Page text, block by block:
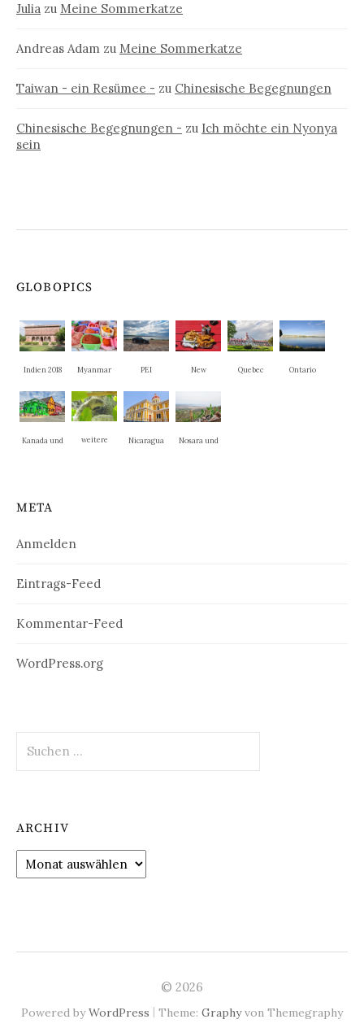
Julia zu Meine Sommerkatze
Andreas Adam zu Meine Sommerkatze
Taiwan - ein Resümee - zu Chinesische Begegnungen
Chinesische Begegnungen - zu Ich möchte ein Nyonya
sein
GLOBOPICS
Indien 2018 Myanmar PEI
New
Quebec Ontario
Kanada und
weitere
Nicaragua
Nosara und
META
Anmelden
Eintrags-Feed
Kommentar-Feed
WordPress.org
nach:
ARCHIV
Archiv
© 2026
Powered byWordPress | Theme: Graphyvon Themegraphy